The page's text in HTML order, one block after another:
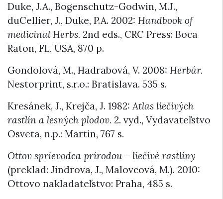
Duke, J.A., Bogenschutz-Godwin, M.J.,
duCellier, J., Duke, P.A. 2002: Handbook of
medicinal Herbs. 2nd eds., CRC Press: Boca
Raton, FL, USA, 870 p.
Gondolová, M., Hadrabová, V. 2008: Herbár.
Nestorprint, s.r.o.: Bratislava. 535 s.
Kresánek, J., Krejča, J. 1982:Atlas liečivých
rastlín a lesných plodov. 2. vyd., Vydavateľstvo
Osveta, n.p.: Martin, 767 s.
Ottov sprievodca prírodou – liečivé rastliny
(preklad: Jindrova, J., Malovcová, M.). 2010:
Ottovo nakladateľstvo: Praha, 485 s.